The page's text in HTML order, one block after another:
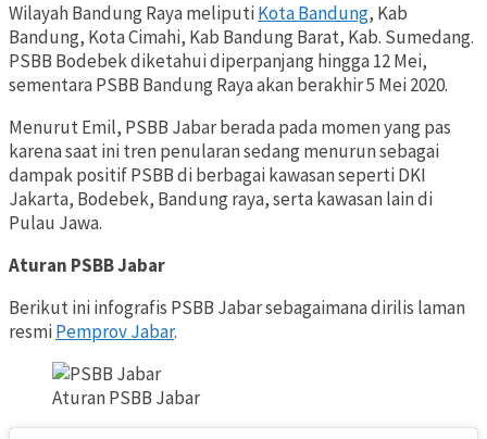
Wilayah Bandung Raya meliputiKota Bandung, Kab
Bandung, Kota Cimahi, Kab Bandung Barat, Kab. Sumedang.
PSBB Bodebek diketahui diperpanjang hingga 12 Mei,
sementara PSBB Bandung Raya akan berakhir 5 Mei 2020.
Menurut Emil, PSBB Jabar berada pada momen yang pas
karena saat ini tren penularan sedang menurun sebagai
dampak positif PSBB di berbagai kawasan seperti DKI
Jakarta, Bodebek, Bandung raya, serta kawasan lain di
Pulau Jawa.
Aturan PSBB Jabar
Berikut ini infografis PSBB Jabar sebagaimana dirilis laman
resmiPemprov Jabar.
Aturan PSBB Jabar